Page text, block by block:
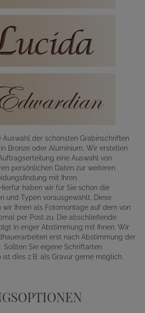
der schönsten Grabinschriften
Bronze oder Aluminium. Wir erstellen
eine Auswahl von
persönlichen Daten zur weiteren
mit Ihren
haben wir für Sie schon die
und Typen vorausgewählt. Diese
Ihnen als Fotomontage auf dem von
per Post zu. Die abschließende
in enger Abstimmung mit Ihnen. Wir
erst nach Abstimmung der
Sollten Sie eigene Schriftarten
dies z.B. als Gravur gerne möglich.